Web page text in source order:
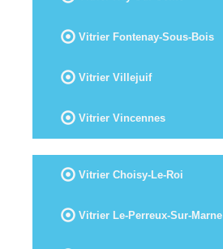
Vitrier Fontenay-Sous-Bois
Vitrier Villejuif
Vitrier Vincennes
Vitrier Choisy-Le-Roi
Vitrier Le-Perreux-Sur-Marne